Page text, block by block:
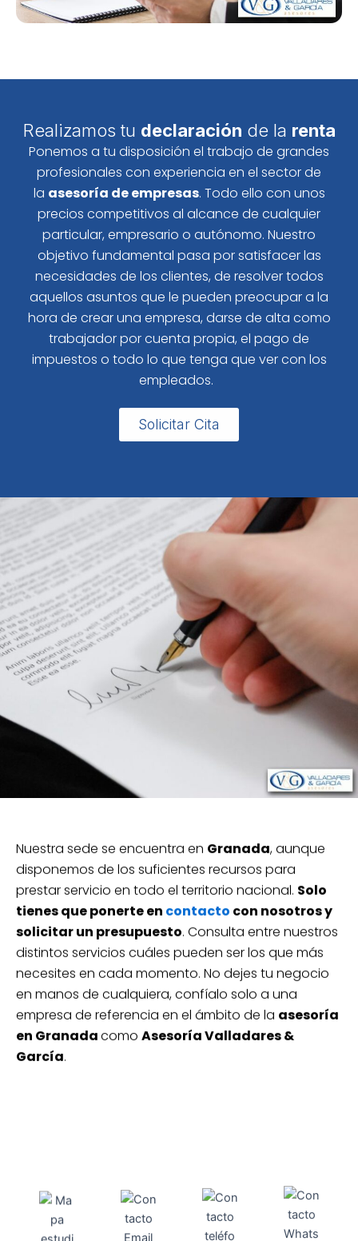
Realizamos tu declaración de la renta
Ponemos a tu disposición el trabajo de grandes
profesionales con experiencia en el sector de
la asesoría de empresas. Todo ello con unos
precios competitivos al alcance de cualquier
particular, empresario o autónomo. Nuestro
objetivo fundamental pasa por satisfacer las
necesidades de los clientes, de resolver todos
aquellos asuntos que le pueden preocupar a la
hora de crear una empresa, darse de alta como
trabajador por cuenta propia, el pago de
impuestos o todo lo que tenga que ver con los
empleados.
Solicitar Cita
Nuestra sede se encuentra en Granada, aunque
disponemos de los suficientes recursos para
prestar servicio en todo el territorio nacional. Solo
tienes que ponerte en contacto con nosotros y
solicitar un presupuesto. Consulta entre nuestros
distintos servicios cuáles pueden ser los que más
necesites en cada momento. No dejes tu negocio
en manos de cualquiera, confíalo solo a una
empresa de referencia en el ámbito de la asesoría
en Granadacomo Asesoría Valladares &
García.